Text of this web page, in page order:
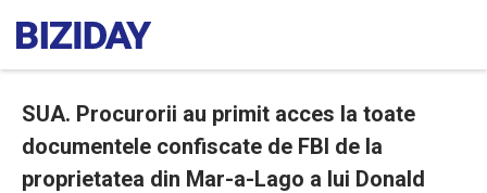
SUA. Procurorii au primit acces la toate
documentele confiscate de FBI de la
proprietatea din Mar-a-Lago a lui Donald